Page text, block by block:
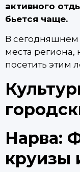
активного
бьется чаще.
В
места региона,
посетить этим
Нарва:
круизы